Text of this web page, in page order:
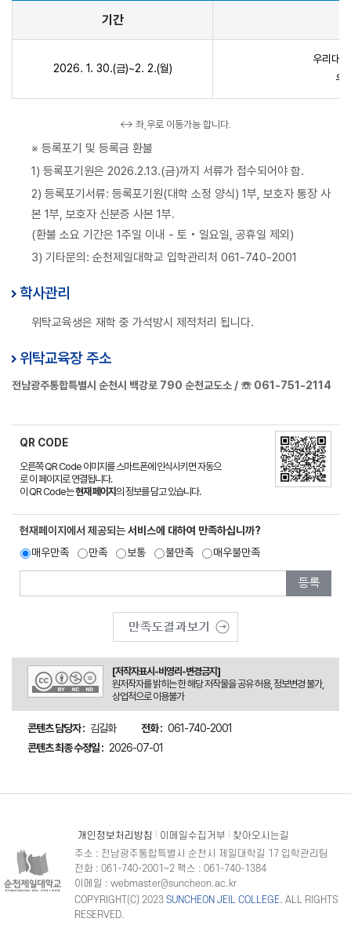
기간
2026. 1. 30.(금)~2. 2.(월)
우리대
우
↔ 좌,우로 이동가능 합니다.
※ 등록포기 및 등록금 환불
1) 등록포기원은 2026.2.13.(금)까지 서류가 접수되어야 함.
2) 등록포기서류: 등록포기원(대학 소정 양식) 1부, 보호자 통장 사
본 1부, 보호자 신분증 사본 1부.
(환불 소요 기간은 1주일 이내 - 토‧일요일, 공휴일 제외)
3) 기타문의: 순천제일대학교 입학관리처 061-740-2001
학사관리
위탁교육생은 재학 중 가석방시 제적처리 됩니다.
위탁교육장 주소
전남광주통합특별시 순천시 백강로 790 순천교도소 / ☏ 061-751-2114
QR CODE
오른쪽 QR Code 이미지를 스마트폰에 인식시키면 자동으
로 이 페이지로 연결됩니다.
이 QR Code는현재 페이지의 정보를 담고 있습니다.
현재페이지에서 제공되는서비스에 대하여 만족하십니까?
매우만족
만족 보통 불만족 매우불만족
[저작자표시-비영리-변경금지]
원저작자를 밝히는 한 해당 저작물을 공유 허용, 정보변경 불가,
상업적으로 이용불가
콘텐츠 담당자 : 김길화 전화 : 061-740-2001
콘텐츠 최종 수정일 : 2026-07-01
개인정보처리방침 이메일수집거부
찾아오시는길
주소 : 전남광주통합특별시 순천시 제일대학길 17 입학관리팀
전화 : 061-740-2001~2 팩스 : 061-740-1384
이메일 : webmaster@suncheon.ac.kr
COPYRIGHT(C) 2023 SUNCHEON JEIL COLLEGE. ALL RIGHTS
RESERVED.